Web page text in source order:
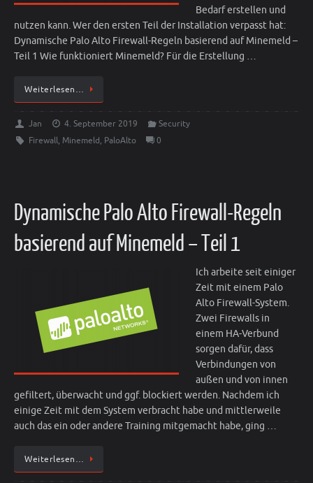
Bedarf erstellen und
nutzen kann. Wer den ersten Teil der Installation verpasst hat:
Dynamische Palo Alto Firewall-Regeln basierend auf Minemeld –
Teil 1 Wie funktioniert Minemeld? Für die Erstellung …
Weiterlesen…
Jan 4. September 2019
Security
Firewall, Minemeld, PaloAlto 0
Dynamische Palo Alto Firewall-Regeln
basierend auf Minemeld – Teil 1
Ich arbeite seit einiger
Zeit mit einem Palo
Alto Firewall-System.
Zwei Firewalls in
einem HA-Verbund
sorgen dafür, dass
Verbindungen von
außen und von innen
gefiltert, überwacht und ggf. blockiert werden. Nachdem ich
einige Zeit mit dem System verbracht habe und mittlerweile
auch das ein oder andere Training mitgemacht habe, ging …
Weiterlesen…